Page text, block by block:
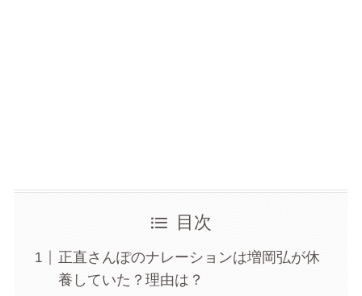
目次
正直さんぽのナレーションは増岡弘が休
養していた？理由は？